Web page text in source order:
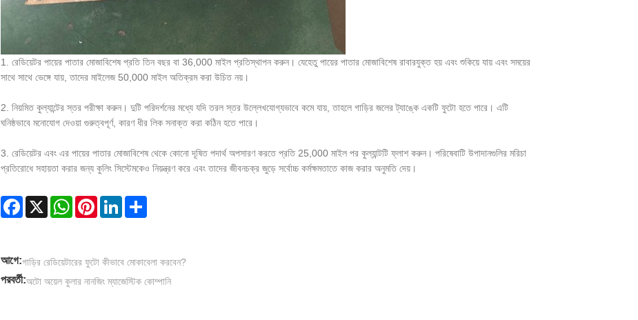
1. রেডিয়েটর পায়ের পাতার মোজাবিশেষ প্রতি তিন বছর বা 36,000 মাইল প্রতিস্থাপন করুন। যেহেতু পায়ের পাতার মোজাবিশেষ রাবারযুক্ত হয় এবং শুকিয়ে যায় এবং সময়ের
সাথে সাথে ভেঙ্গে যায়, তাদের মাইলেজ 50,000 মাইল অতিক্রম করা উচিত নয়।
2. নিয়মিত কুল্যান্টের স্তর পরীক্ষা করুন। দুটি পরিদর্শনের মধ্যে যদি তরল স্তর উল্লেখযোগ্যভাবে কমে যায়, তাহলে গাড়ির জলের ট্যাঙ্কে একটি ফুটো হতে পারে। এটি
ঘনিষ্ঠভাবে মনোযোগ দেওয়া গুরুত্বপূর্ণ, কারণ ধীর লিক সনাক্ত করা কঠিন হতে পারে।
3. রেডিয়েটর এবং এর পায়ের পাতার মোজাবিশেষ থেকে কোনো দূষিত পদার্থ অপসারণ করতে প্রতি 25,000 মাইল পর কুল্যান্টটি ফ্লাশ করুন। পরিষেবাটি উপাদানগুলির মরিচা
প্রতিরোধে সহায়তা করার জন্য কুলিং সিস্টেমকেও নিয়ন্ত্রণ করে এবং তাদের জীবনচক্র জুড়ে সর্বোচ্চ কর্মক্ষমতাতে কাজ করার অনুমতি দেয়।
Facebook
X WhatsAppPinterestLinkedInShare
আগে:গাড়ির রেডিয়েটারের ফুটো কীভাবে মোকাবেলা করবেন?
পরবর্তী:অটো অয়েল কুলার নানজিং ম্যাজেস্টিক কোম্পানি